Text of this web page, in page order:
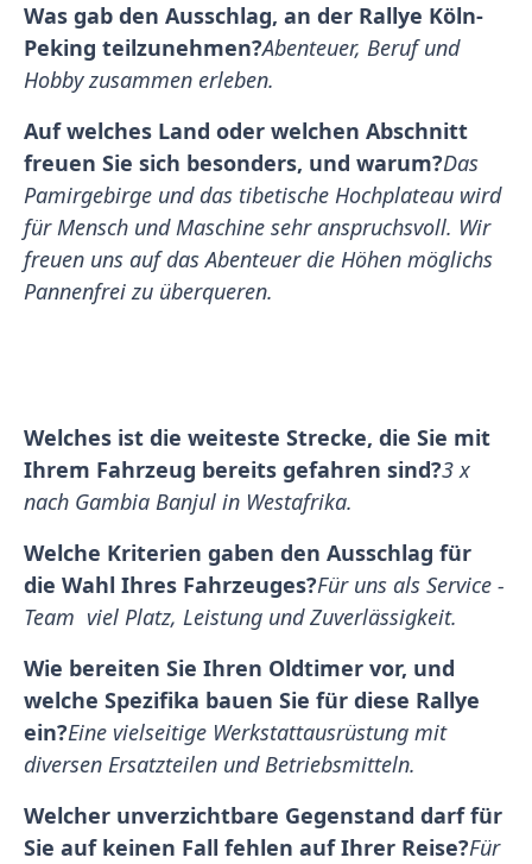
Was gab den Ausschlag, an der Rallye Köln-
Peking teilzunehmen?Abenteuer, Beruf und
Hobby zusammen erleben.
Auf welches Land oder welchen Abschnitt
freuen Sie sich besonders, und warum?Das
Pamirgebirge und das tibetische Hochplateau wird
für Mensch und Maschine sehr anspruchsvoll. Wir
freuen uns auf das Abenteuer die Höhen möglichs
Pannenfrei zu überqueren.
Welches ist die weiteste Strecke, die Sie mit
Ihrem Fahrzeug bereits gefahren sind?3 x
nach Gambia Banjul in Westafrika.
Welche Kriterien gaben den Ausschlag für
die Wahl Ihres Fahrzeuges?Für uns als Service -
Team viel Platz, Leistung und Zuverlässigkeit.
Wie bereiten Sie Ihren Oldtimer vor, und
welche Spezifika bauen Sie für diese Rallye
ein?Eine vielseitige Werkstattausrüstung mit
diversen Ersatzteilen und Betriebsmitteln.
Welcher unverzichtbare Gegenstand darf für
Sie auf keinen Fall fehlen auf Ihrer Reise?Für